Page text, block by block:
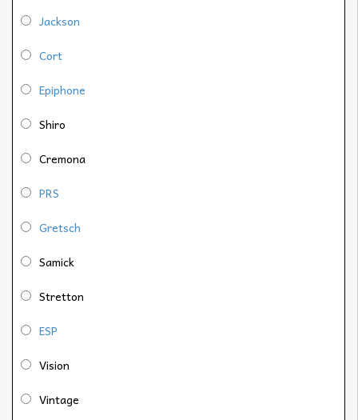
Jackson
Cort
Epiphone
Shiro
Cremona
PRS
Gretsch
Samick
Stretton
ESP
Vision
Vintage